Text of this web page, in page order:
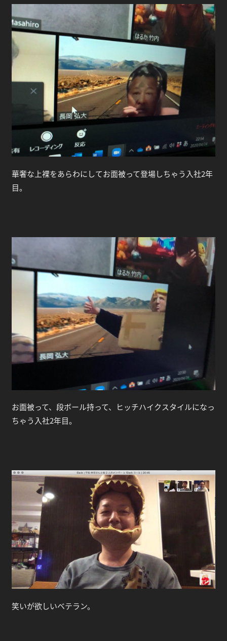
華奢な上裸をあらわにしてお面被って登場しちゃう入社2年
目。
お面被って、段ボール持って、ヒッチハイクスタイルになっ
ちゃう入社2年目。
笑いが欲しいベテラン。